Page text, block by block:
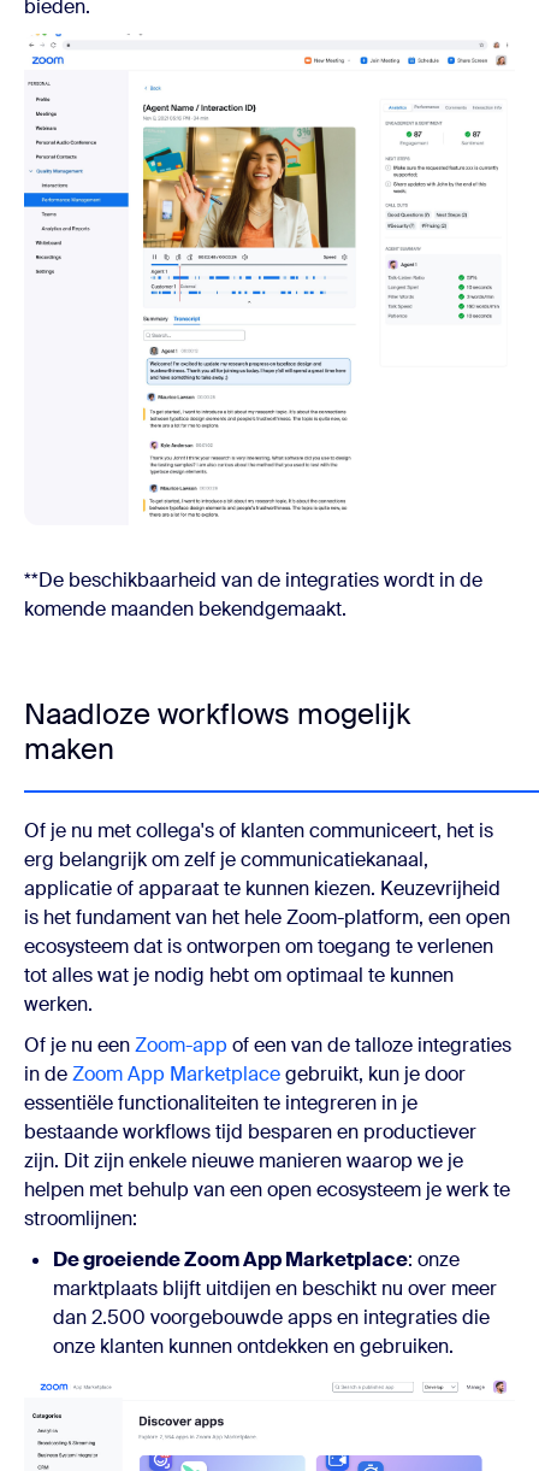
bieden.
**De beschikbaarheid van de integraties wordt in de
komende maanden bekendgemaakt.
Naadloze workflows mogelijk
maken
Of je nu met collega's of klanten communiceert, het is
erg belangrijk om zelf je communicatiekanaal,
applicatie of apparaat te kunnen kiezen. Keuzevrijheid
is het fundament van het hele Zoom-platform, een open
ecosysteem dat is ontworpen om toegang te verlenen
tot alles wat je nodig hebt om optimaal te kunnen
werken.
Of je nu eenZoom-app of een van de talloze integraties
in deZoom App Marketplacegebruikt, kun je door
essentiële functionaliteiten te integreren in je
bestaande workflows tijd besparen en productiever
zijn. Dit zijn enkele nieuwe manieren waarop we je
helpen met behulp van een open ecosysteem je werk te
stroomlijnen:
De groeiende Zoom App Marketplace: onze
marktplaats blijft uitdijen en beschikt nu over meer
dan 2.500 voorgebouwde apps en integraties die
onze klanten kunnen ontdekken en gebruiken.